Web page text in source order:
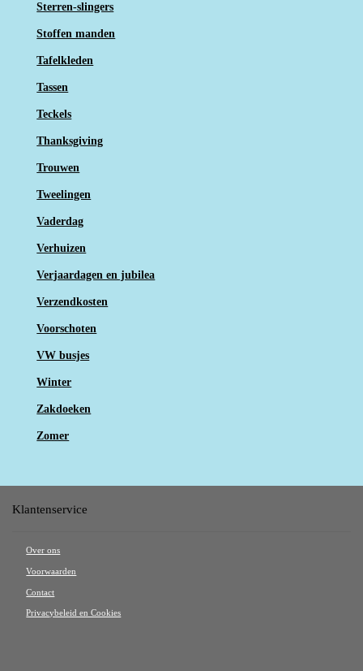
Sterren-slingers
Stoffen manden
Tafelkleden
Tassen
Teckels
Thanksgiving
Trouwen
Tweelingen
Vaderdag
Verhuizen
Verjaardagen en jubilea
Verzendkosten
Voorschoten
VW busjes
Winter
Zakdoeken
Zomer
Klantenservice
Over ons
Voorwaarden
Contact
Privacybeleid en Cookies